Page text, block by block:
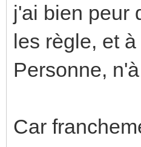
j'ai bien peur
les règle, et
Personne,
Car